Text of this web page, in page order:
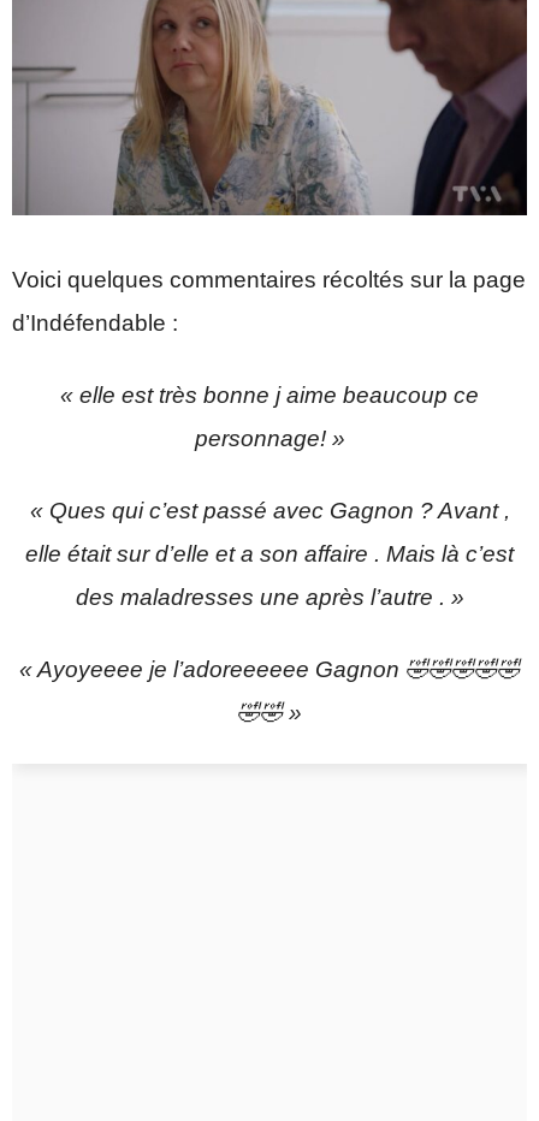
Voici quelques commentaires récoltés sur la page
d’Indéfendable :
« elle est très bonne j aime beaucoup ce
personnage! »
« Ques qui c’est passé avec Gagnon ? Avant ,
elle était sur d’elle et a son affaire . Mais là c’est
des maladresses une après l’autre . »
« Ayoyeeee je l’adoreeeeee Gagnon 🤣🤣🤣🤣🤣
🤣🤣 »